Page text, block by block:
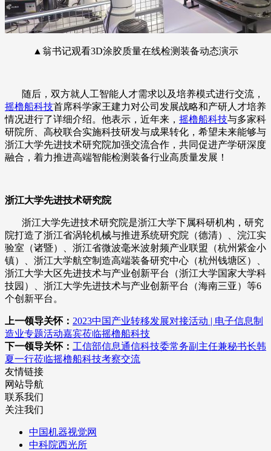
▲翁书记观看3D涂胶质量在线检测装备动态演示
随后，双方就人工智能人才需求以及培养模式进行交流，
摇橹船科技首席科学家王建力对公司发展战略和产研人才培养
情况进行了详细介绍。他表示，近年来， 摇橹船科技与多家科
研院所、高校联合实施科技研发与成果转化，希望未来能够与
浙江大学先进技术研究院加强交流合作，共同促进产学研深度
融合，着力推进高端智能检测装备行业高质量发展！
浙江大学先进技术研究院
浙江大学先进技术研究院是浙江大学下属科研机构，研究
院打造了浙江省涡轮机械与推进系统研究院（德清）、浣江实
验室（诸暨）、浙江省微波毫米波射频产业联盟（杭州紫金小
镇）、浙江大学航空制造高端装备研究中心（杭州钱塘区）、
浙江大学大区先进技术与产业创新平台（浙江大学国家大学科
技园）、浙江大学先进技术与产业创新平台（海南三亚）等6
个创新平台。
上一领导关怀： 2023中国产业转移发展对接活动 | 电子信息制
造业专题活动嘉宾莅临摇橹船科技
下一领导关怀： 工信部信息通信科技委常务副主任兼秘书长韩
夏一行莅临摇橹船科技考察交流
友情链接
网站导航
联系我们
关注我们
中国机器视觉网
中科院西光所